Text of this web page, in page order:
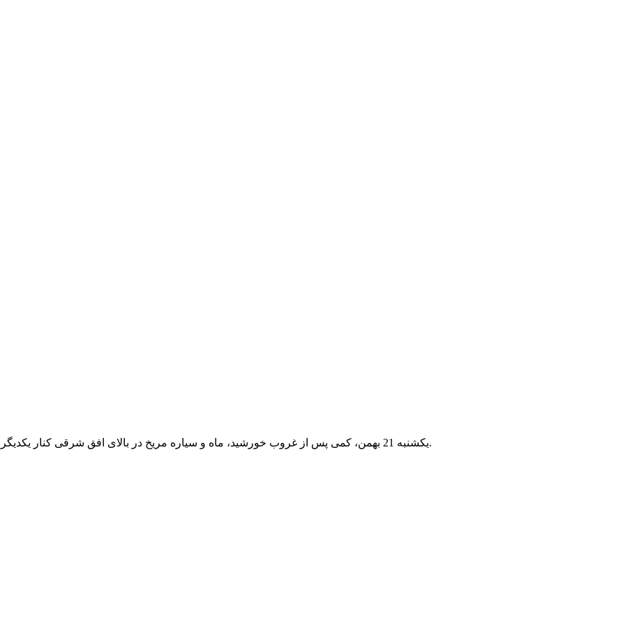
یکشنبه 21 بهمن، کمی پس از غروب خورشید، ماه و سیاره مریخ در بالای افق شرقی کنار یکدیگر قرار دارند. این همنشینی زیبا تا بامداد روز دوشنبه 22 بهمن ادامه دارد.